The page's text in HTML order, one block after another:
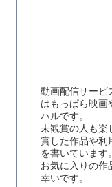
動画配信サービ
はもっぱら映画
ハルです。
未観賞の人も楽
賞した作品や利
を書いています。
お気に入りの作
幸いです。